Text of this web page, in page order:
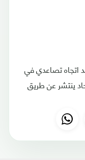
اتجاه تصاعدي في
ينتشر عن طريق